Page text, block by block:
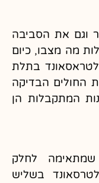
וגם את הסביבה
מה מצבו, כיום
בתלת
החולים הבדיקה
המתקבלות הן
שמתאימה לחלק
בשליש